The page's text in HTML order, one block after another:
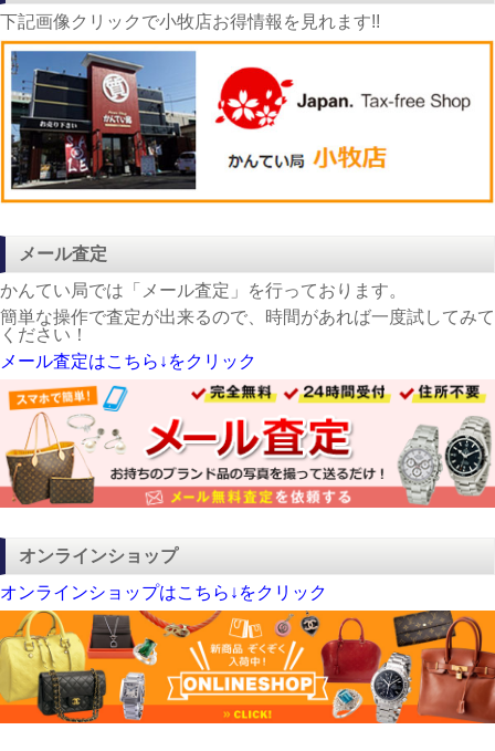
下記画像クリックで小牧店お得情報を見れます!!
メール査定
かんてい局では「メール査定」を行っております。
簡単な操作で査定が出来るので、時間があれば一度試してみて
ください！
メール査定はこちら↓をクリック
オンラインショップ
オンラインショップはこちら↓をクリック